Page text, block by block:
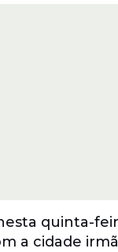
quinta-
a cidade